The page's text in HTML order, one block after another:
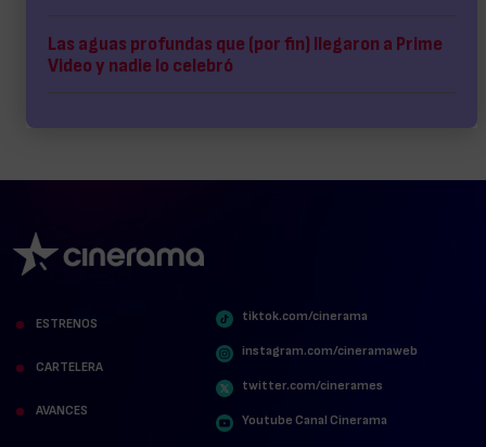
Las aguas profundas que (por fin) llegaron a Prime
Video y nadie lo celebró
ESTRENOS
CARTELERA
AVANCES
tiktok.com/cinerama
instagram.com/cineramaweb
twitter.com/cinerames
Youtube Canal Cinerama